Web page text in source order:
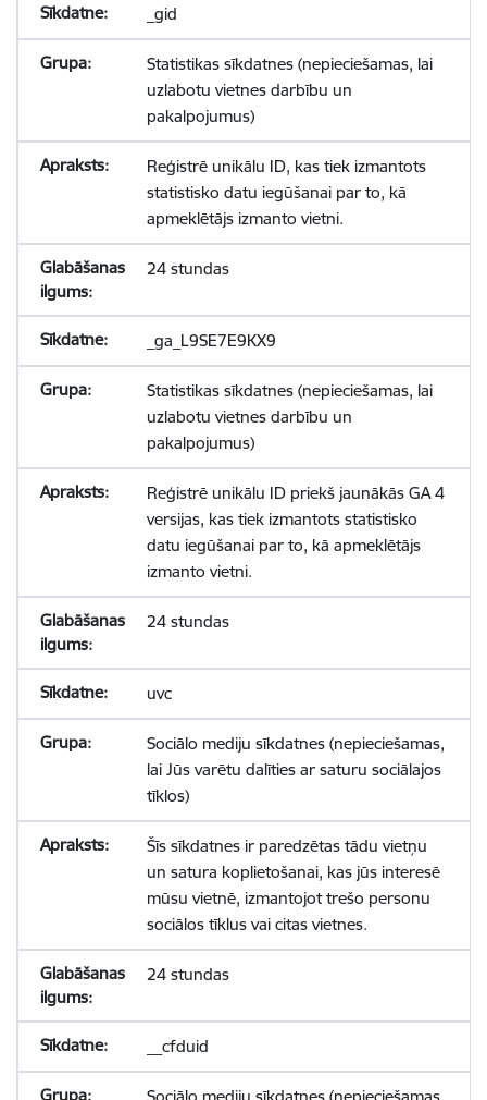
_gid
Statistikas sīkdatnes (nepieciešamas, lai
uzlabotu vietnes darbību un
pakalpojumus)
Reģistrē unikālu ID, kas tiek izmantots
statistisko datu iegūšanai par to, kā
apmeklētājs izmanto vietni.
24 stundas
_ga_L9SE7E9KX9
Statistikas sīkdatnes (nepieciešamas, lai
uzlabotu vietnes darbību un
pakalpojumus)
Reģistrē unikālu ID priekš jaunākās GA 4
versijas, kas tiek izmantots statistisko
datu iegūšanai par to, kā apmeklētājs
izmanto vietni.
24 stundas
uvc
Sociālo mediju sīkdatnes (nepieciešamas,
lai Jūs varētu dalīties ar saturu sociālajos
tīklos)
Šīs sīkdatnes ir paredzētas tādu vietņu
un satura koplietošanai, kas jūs interesē
mūsu vietnē, izmantojot trešo personu
sociālos tīklus vai citas vietnes.
24 stundas
__cfduid